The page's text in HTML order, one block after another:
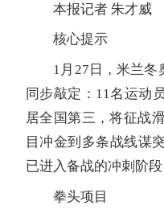
本报记者 朱才威
核心提示
1月27日，米兰冬
同步敲定：11名运动
居全国第三，将征战
目冲金到多条战线谋
已进入备战的冲刺阶
拳头项目